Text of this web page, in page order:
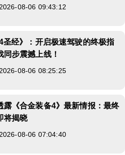
08-06 09:43:12
4圣经》：开启极速驾驶的终极指
同步震撼上线！
08-06 08:25:25
露《合金装备4》最新情报：最终
将揭晓
08-06 07:04:40